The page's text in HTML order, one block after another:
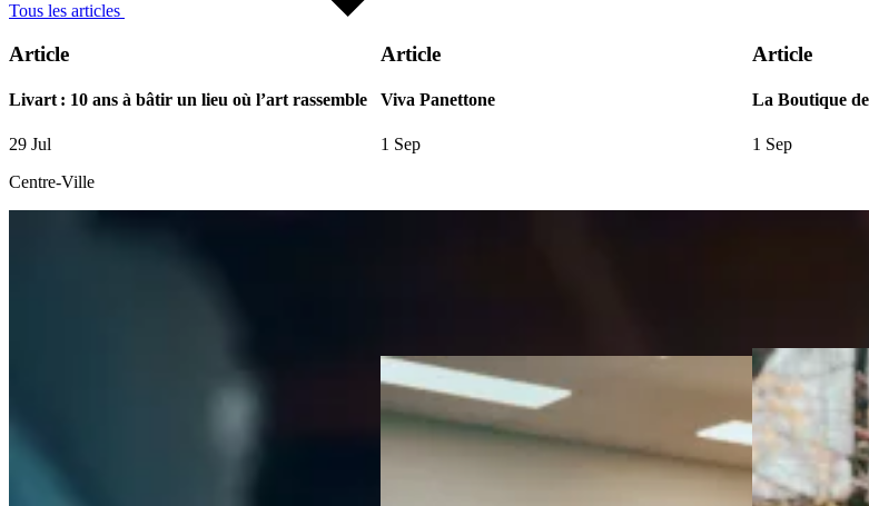
Tous les articles
Article
Livart : 10 ans à bâtir un lieu où l’art rassemble
29 Jul
Centre-Ville
Article
Viva Panettone
1 Sep
Article
La Boutique
1 Sep